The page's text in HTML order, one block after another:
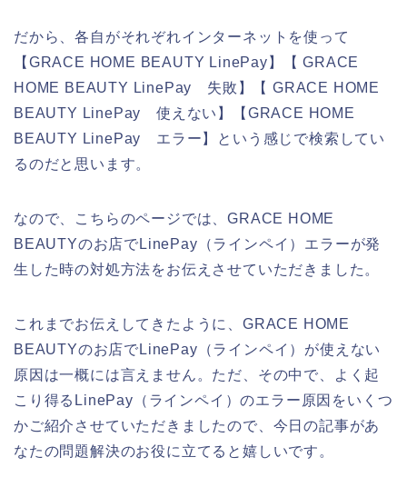
だから、各自がそれぞれインターネットを使って
【GRACE HOME BEAUTY LinePay】【 GRACE
HOME BEAUTY LinePay 失敗】【 GRACE HOME
BEAUTY LinePay 使えない】【GRACE HOME
BEAUTY LinePay エラー】という感じで検索してい
るのだと思います。
なので、こちらのページでは、GRACE HOME
BEAUTYのお店でLinePay（ラインペイ）エラーが発
生した時の対処方法をお伝えさせていただきました。
これまでお伝えしてきたように、GRACE HOME
BEAUTYのお店でLinePay（ラインペイ）が使えない
原因は一概には言えません。ただ、その中で、よく起
こり得るLinePay（ラインペイ）のエラー原因をいくつ
かご紹介させていただきましたので、今日の記事があ
なたの問題解決のお役に立てると嬉しいです。